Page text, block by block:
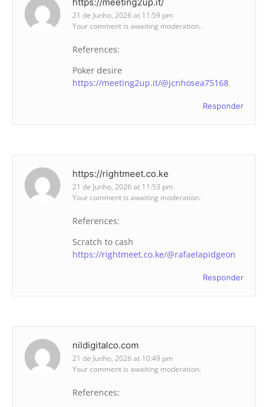
21 de Junho, 2026 at 11:59 pm
Your comment is awaiting moderation.
References:
Poker desire
https://meeting2up.it/@jcnhosea75168
Responder
https://rightmeet.co.ke
21 de Junho, 2026 at 11:53 pm
Your comment is awaiting moderation.
References:
Scratch to cash
https://rightmeet.co.ke/@rafaelapidgeon
Responder
nildigitalco.com
21 de Junho, 2026 at 10:49 pm
Your comment is awaiting moderation.
References: